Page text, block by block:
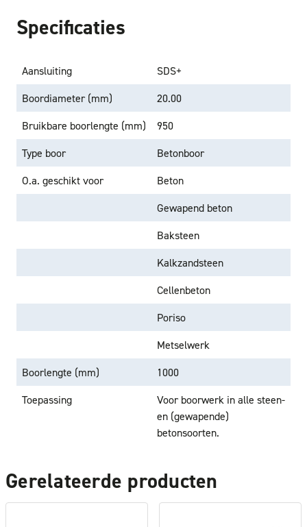
Specificaties
Aansluiting
SDS+
Boordiameter (mm)
20.00
Bruikbare boorlengte (mm)
950
Type boor
Betonboor
O.a. geschikt voor
Beton
Gewapend beton
Baksteen
Kalkzandsteen
Cellenbeton
Poriso
Metselwerk
Boorlengte (mm)
1000
Toepassing
Voor boorwerk in alle steen-
en (gewapende)
betonsoorten.
Gerelateerde producten